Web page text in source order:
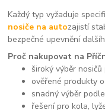
Každý typ vyžaduje
nosiče na autozajistí
bezpečné upevnění
Proč nakupovat na
široký výběr
ověřené produkty
snadný výběr
řešení pro kola,